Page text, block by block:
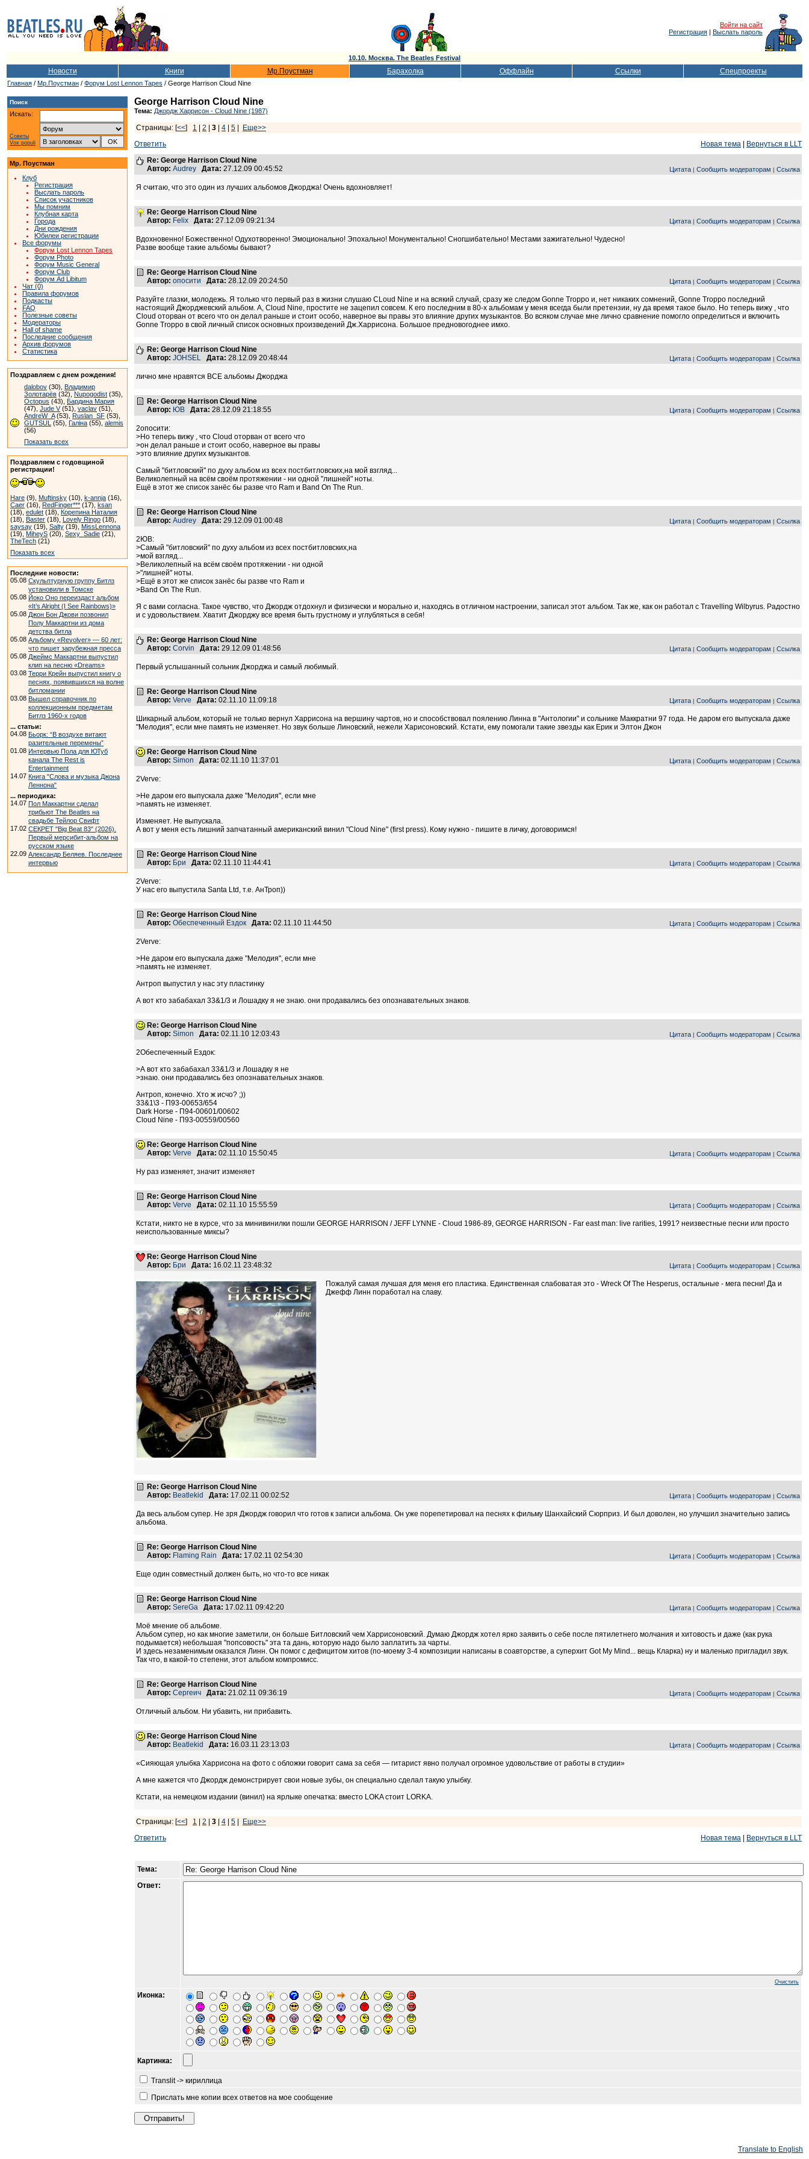
Войти на сайт
Регистрация | Выслать пароль
10.10. Москва. The Beatles Festival
Новости Книги Мр.Поустман Барахолка Оффлайн Ссылки Спецпроекты
Главная / Мр.Поустман / Форум Lost Lennon Tapes / George Harrison Cloud Nine
Поиск
Искать:
Советы
Vox populi
Мр. Поустман
Клуб
Регистрация
Выслать пароль
Список участников
Мы помним
Клубная карта
Города
Дни рождения
Юбилеи регистрации
Все форумы
Форум Lost Lennon Tapes
Форум Photo
Форум Music General
Форум Club
Форум Ad Libitum
Чат (0)
Правила форумов
Подкасты
FAQ
Полезные советы
Модераторы
Hall of shame
Последние сообщения
Архив форумов
Статистика
Поздравляем с днем рождения!
dalobov (30), Владимир
Золотарёв (32), Nupogodist (35),
Octopus (43), Бардина Мария
(47), Jude V(51), vaclav (51),
AndreW_A(53), Ruslan_SF (53),
GUTSUL (55), Галіна (55), alemis
(56)
Показать всех
Поздравляем с годовщиной
регистрации!
Hare (9), Muftinsky (10), k-annja (16),
Caer (16), RedFinger*** (17), ksan
(18), edulet (18), Корепина Наталия
(18), Baster (18), Lovely Ringo (18),
saysay (19), Salty (19), MissLennona
(19), MiheyS (20), Sexy_Sadie (21),
TheTech (21)
Показать всех
Последние новости:
05.08 Скульптурную группу Битлз
установили в Томске
05.08 Йоко Оно переиздаст альбом
«It’s Alright (I See Rainbows)»
05.08 Джон Бон Джови позвонил
Полу Маккартни из дома
детства битла
05.08 Альбому «Revolver» — 60 лет:
что пишет зарубежная пресса
05.08 Джеймс Маккартни выпустил
клип на песню «Dreams»
03.08 Терри Крейн выпустил книгу о
песнях, появившихся на волне
битломании
03.08 Вышел справочник по
коллекционным предметам
Битлз 1960-х годов
... статьи:
04.08 Бьорк: “В воздухе витают
разительные перемены”
01.08 Интервью Пола для ЮТуб
канала The Rest is
Entertainment
14.07 Книга "Слова и музыка Джона
Леннона"
... периодика:
14.07 Пол Маккартни сделал
трибьют The Beatles на
свадьбе Тейлор Свифт
17.02 СЕКРЕТ "Big Beat 83" (2026).
Первый мерсибит-альбом на
русском языке
22.09 Александр Беляев. Последнее
интервью
George Harrison Cloud Nine
Тема: Джордж Харрисон - Cloud Nine (1987)
Страницы: [<<] 1 2 3 4 5
Еще>>
Ответить
Новая тема
Вернуться в LLT
Re: George Harrison Cloud Nine
Автор: Audrey Дата: 27.12.09 00:45:52 Цитата | Сообщить модераторам | Ссылка
Я считаю, что это один из лучших альбомов Джорджа! Очень вдохновляет!
Re: George Harrison Cloud Nine
Автор: Felix Дата: 27.12.09 09:21:34 Цитата | Сообщить модераторам | Ссылка
Вдохновенно! Божественно! Одухотворенно! Эмоционально! Эпохально! Монументально! Сногшибательно! Местами зажигательно! Чудесно!
Разве вообще такие альбомы бывают?
Re: George Harrison Cloud Nine
Автор: опосити Дата: 28.12.09 20:24:50 Цитата | Сообщить модераторам | Ссылка
Разуйте глазки, молодежь. Я только что первый раз в жизни слушаю CLoud Nine и на всякий случай, сразу же следом Gonne Troppo и, нет никаких сомнений, Gonne Troppo последний
настоящий Джорджевский альбом. А, Cloud Nine, простите не зацепил совсем. К его последним в 80-х альбомам у меня всегда были претензии, ну да время такое было. Но теперь вижу , что
Cloud оторван от всего что он делал раньше и стоит особо, наверное вы правы это влияние других музыкантов. Во всяком случае мне лично сравнение помогло определиться и включить
Gonne Troppo в свой личный список основных произведений Дж.Харрисона. Большое предновогоднее имхо.
Re: George Harrison Cloud Nine
Автор: JOHSEL Дата: 28.12.09 20:48:44 Цитата | Сообщить модераторам | Ссылка
лично мне нравятся ВСЕ альбомы Джорджа
Re: George Harrison Cloud Nine
Автор: ЮВ Дата: 28.12.09 21:18:55 Цитата | Сообщить модераторам | Ссылка
2опосити:
>Но теперь вижу , что Cloud оторван от всего что
>он делал раньше и стоит особо, наверное вы правы
>это влияние других музыкантов.
Самый "битловский" по духу альбом из всех постбитловских,на мой взгляд...
Великолепный на всём своём протяжении - ни одной "лишней" ноты.
Ещё в этот же список занёс бы разве что Ram и Band On The Run.
Re: George Harrison Cloud Nine
Автор: Audrey Дата: 29.12.09 01:00:48 Цитата | Сообщить модераторам | Ссылка
2ЮВ:
>Самый "битловский" по духу альбом из всех постбитловских,на
>мой взгляд...
>Великолепный на всём своём протяжении - ни одной
>"лишней" ноты.
>Ещё в этот же список занёс бы разве что Ram и
>Band On The Run.
Я с вами согласна. Такое чувство, что Джордж отдохнул и физически и морально и, находясь в отличном настроении, записал этот альбом. Tак же, как он работал с Travelling Wilbyrus. Радостно
и с удовольствием. Хватит Джорджу все время быть грустному и углубляться в себя!
Re: George Harrison Cloud Nine
Автор: Corvin Дата: 29.12.09 01:48:56 Цитата | Сообщить модераторам | Ссылка
Первый услышанный сольник Джорджа и самый любимый.
Re: George Harrison Cloud Nine
Автор: Verve Дата: 02.11.10 11:09:18 Цитата | Сообщить модераторам | Ссылка
Шикарный альбом, который не только вернул Харрисона на вершину чартов, но и способствовал поялению Линна в "Антологии" и сольнике Маккратни 97 года. Не даром его выпускала даже
"Мелодия", если мне память не изменяет. Но звук больше Линовский, нежели Харисоновский. Кстати, ему помогали такие звезды как Ерик и Элтон Джон
Re: George Harrison Cloud Nine
Автор: Simon Дата: 02.11.10 11:37:01 Цитата | Сообщить модераторам | Ссылка
2Verve:
>Не даром его выпускала даже "Мелодия", если мне
>память не изменяет.
Изменяет. Не выпускала.
А вот у меня есть лишний запчатанный американский винил "Cloud Nine" (first press). Кому нужно - пишите в личку, договоримся!
Re: George Harrison Cloud Nine
Автор: Бри Дата: 02.11.10 11:44:41 Цитата | Сообщить модераторам | Ссылка
2Verve:
У нас его выпустила Santa Ltd, т.е. АнТроп))
Re: George Harrison Cloud Nine
Автор: Обеспеченный Ездок Дата: 02.11.10 11:44:50 Цитата | Сообщить модераторам | Ссылка
2Verve:
>Не даром его выпускала даже "Мелодия", если мне
>память не изменяет.
Антроп выпустил у нас эту пластинку
А вот кто забабахал 33&1/3 и Лошадку я не знаю. они продавались без опознавательных знаков.
Re: George Harrison Cloud Nine
Автор: Simon Дата: 02.11.10 12:03:43 Цитата | Сообщить модераторам | Ссылка
2Обеспеченный Ездок:
>А вот кто забабахал 33&1/3 и Лошадку я не
>знаю. они продавались без опознавательных знаков.
Антроп, конечно. Хто ж исчо? ;))
33&1\3 - П93-00653/654
Dark Horse - П94-00601/00602
Cloud Nine - П93-00559/00560
Re: George Harrison Cloud Nine
Автор: Verve Дата: 02.11.10 15:50:45 Цитата | Сообщить модераторам | Ссылка
Ну раз изменяет, значит изменяет
Re: George Harrison Cloud Nine
Автор: Verve Дата: 02.11.10 15:55:59 Цитата | Сообщить модераторам | Ссылка
Кстати, никто не в курсе, что за минивинилки пошли GEORGE HARRISON / JEFF LYNNE - Cloud 1986-89, GEORGE HARRISON - Far east man: live rarities, 1991? неизвестные песни или просто
неиспользованные миксы?
Re: George Harrison Cloud Nine
Автор: Бри Дата: 16.02.11 23:48:32 Цитата | Сообщить модераторам | Ссылка
Пожалуй самая лучшая для меня его пластика. Единственная слабоватая это - Wreck Of The Hesperus, остальные - мега песни! Да и
Джефф Линн поработал на славу.
Re: George Harrison Cloud Nine
Автор: Beatlekid Дата: 17.02.11 00:02:52 Цитата | Сообщить модераторам | Ссылка
Да весь альбом супер. Не зря Джордж говорил что готов к записи альбома. Он уже порепетировал на песнях к фильму Шанхайский Сюрприз. И был доволен, но улучшил значительно запись
альбома.
Re: George Harrison Cloud Nine
Автор: Flaming Rain Дата: 17.02.11 02:54:30 Цитата | Сообщить модераторам | Ссылка
Еще один совместный должен быть, но что-то все никак
Re: George Harrison Cloud Nine
Автор: SereGa Дата: 17.02.11 09:42:20 Цитата | Сообщить модераторам | Ссылка
Моё мнение об альбоме.
Альбом супер, но как многие заметили, он больше Битловский чем Харрисоновский. Думаю Джордж хотел ярко заявить о себе после пятилетнего молчания и хитовость и даже (как рука
подымается) небольшая "попсовость" эта та дань, которую надо было заплатить за чарты.
И здесь незаменимым оказался Линн. Он помог с дефицитом хитов (по-моему 3-4 композиции написаны в соавторстве, а суперхит Got My Mind... вещь Кларка) ну и маленько пригладил звук.
Так что, в какой-то степени, этот альбом компромисс.
Re: George Harrison Cloud Nine
Автор: Сергеич Дата: 21.02.11 09:36:19 Цитата | Сообщить модераторам | Ссылка
Отличный альбом. Ни убавить, ни прибавить.
Re: George Harrison Cloud Nine
Автор: Beatlekid Дата: 16.03.11 23:13:03 Цитата | Сообщить модераторам | Ссылка
«Сияющая улыбка Харрисона на фото с обложки говорит сама за себя — гитарист явно получал огромное удовольствие от работы в студии»
А мне кажется что Джордж демонстрирует свои новые зубы, он специально сделал такую улыбку.
Кстати, на немецком издании (винил) на ярлыке опечатка: вместо LOKA стоит LORKA.
Страницы: [<<] 1 2 3 4 5
Еще>>
Ответить
Новая тема Вернуться в LLT
Тема:
Ответ:
Очистить
Иконка:
Картинка:
Translit -> кириллица
Прислать мне копии всех ответов на мое сообщение
Translate to English